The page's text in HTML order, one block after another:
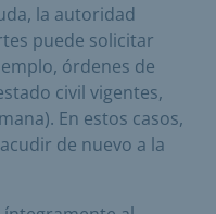
la autoridad
puede solicitar
órdenes de
civil vigentes,
En estos casos,
de nuevo a la